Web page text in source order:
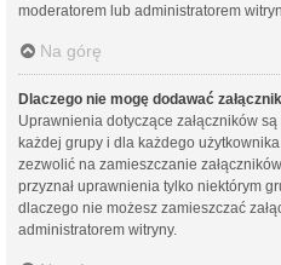
moderatorem lub administratorem
Na górę
Dlaczego nie mogę dodawać
Uprawnienia dotyczące załączników
każdej grupy i dla każdego
zezwolić na zamieszczanie
przyznał uprawnienia tylko niektórym
dlaczego nie możesz zamieszczać
administratorem witryny.